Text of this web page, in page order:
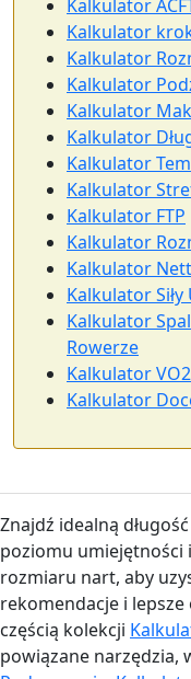
Kalkulator
Kalkulator
Kalkulator
Kalkulator
Kalkulator
Kalkulator
Kalkulator
Kalkulator
Kalkulator FTP
Kalkulator
Kalkulator
Kalkulator
Kalkulator
Rowerze
Kalkulator
Kalkulator
Znajdź idealną
poziomu umiejętności
rozmiaru nart, aby
rekomendacje i
częścią kolekcji
powiązane narzędzia,